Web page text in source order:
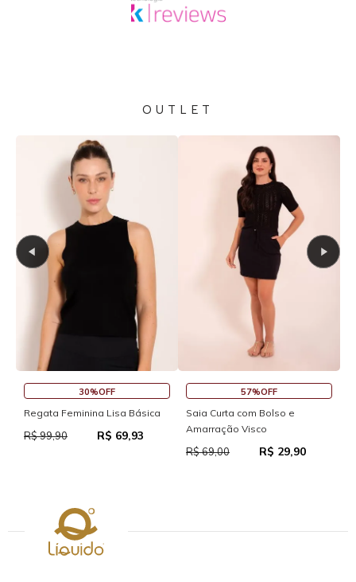
OUTLET
30%OFF
Regata Feminina Lisa Básica
R$ 99,90 R$ 69,93
57%OFF
Saia Curta com Bolso e
Amarração Visco
R$ 69,00 R$ 29,90